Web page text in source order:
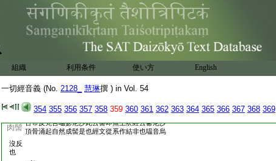
組織 利用条件 使い方 English
一切經音義 (No. 2128_ 慧琳撰 ) in Vol. 54
354 355 356 357 358 359 360 361 362 363 364 365 366 367 368 369
室利此云妙吉祥經中有作溥首案溥此古文普字疑爲誤
28
字形相濫人多惑耳也
古文繋繼二形今作係同古帝反
説文係結束也亦連綴不絶也
兩腨 又作 同時耎反説文 29
脛腨膓也三蒼腓膓
兩髀
又方爾反江南行此音經文從肉作
俗字
肉髻 古帝反梵言嗢瑟尼沙此云髻即無上依經云鬱尼沙
頂骨涌起自然成髻是也經文從系作結非也嗢音烏
沒反
也